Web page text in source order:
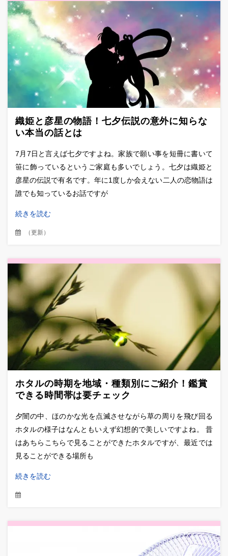
織姫と彦星の物語！七夕伝説の意外に知らな
い本当の話とは
7月7日と言えば七夕ですよね。家族で願い事を短冊に書いて
笹に飾っているというご家庭も多いでしょう。七夕は織姫と
彦星の伝説で有名です。年に1度しか会えない二人の恋物語は
誰でも知っているお話ですが
続きを読む
（更新）
ホタルの時期を地域・種類別にご紹介！鑑賞
できる時間帯は要チェック
夕闇の中、ほのかな光を点滅させながら草の周りを飛び回る
ホタルの様子はなんともいえず幻想的で美しいですよね。 昔
はあちらこちらで見ることができたホタルですが、最近では
見ることができる場所も
続きを読む